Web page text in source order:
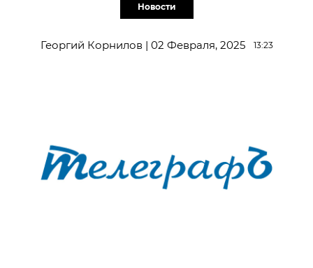
Новости
Георгий Корнилов | 02 Февраля, 2025 13:23